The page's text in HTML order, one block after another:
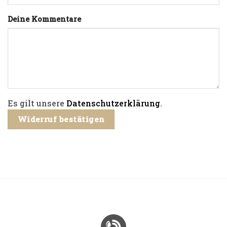
Page URI *erforderlich
Deine Kommentare
Es gilt unsere Datenschutzerklärung.
Widerruf bestätigen